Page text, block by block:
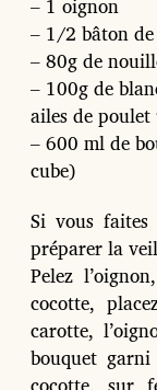
– 1/2 bâton
– 80g de
– 100g de
ailes de
– 600 ml de
cube)
Si vous
préparer la
Pelez
cocotte,
carotte,
bouquet